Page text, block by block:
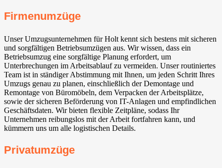
Firmenumzüge
Unser Umzugsunternehmen für Holt kennt sich bestens mit sicheren
und sorgfältigen Betriebsumzügen aus. Wir wissen, dass ein
Betriebsumzug eine sorgfältige Planung erfordert, um
Unterbrechungen im Arbeitsablauf zu vermeiden. Unser routiniertes
Team ist in ständiger Abstimmung mit Ihnen, um jeden Schritt Ihres
Umzugs genau zu planen, einschließlich der Demontage und
Remontage von Büromöbeln, dem Verpacken der Arbeitsplätze,
sowie der sicheren Beförderung von IT-Anlagen und empfindlichen
Geschäftsdaten. Wir bieten flexible Zeitpläne, sodass Ihr
Unternehmen reibungslos mit der Arbeit fortfahren kann, und
kümmern uns um alle logistischen Details.
Privatumzüge